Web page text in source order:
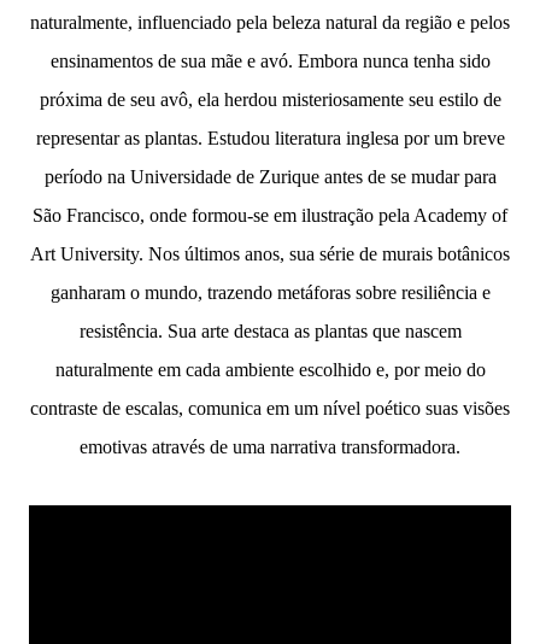
naturalmente, influenciado pela beleza natural da região e pelos
ensinamentos de sua mãe e avó. Embora nunca tenha sido
próxima de seu avô, ela herdou misteriosamente seu estilo de
representar as plantas. Estudou literatura inglesa por um breve
período na Universidade de Zurique antes de se mudar para
São Francisco, onde formou-se em ilustração pela Academy of
Art University. Nos últimos anos, sua série de murais botânicos
ganharam o mundo, trazendo metáforas sobre resiliência e
resistência. Sua arte destaca as plantas que nascem
naturalmente em cada ambiente escolhido e, por meio do
contraste de escalas, comunica em um nível poético suas visões
emotivas através de uma narrativa transformadora.